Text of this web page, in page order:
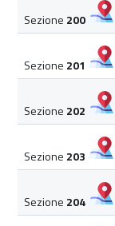
Sezione 200
Sezione 201
Sezione 202
Sezione 203
Sezione 204